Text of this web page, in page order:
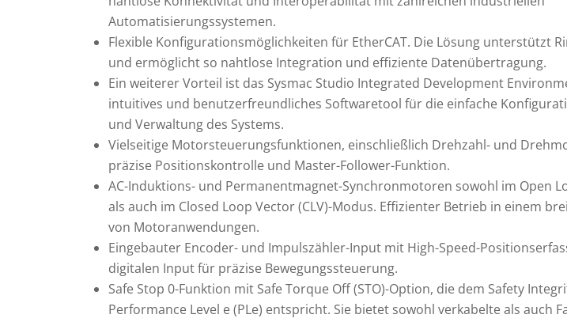
Automatisierungssystemen.
Flexible Konfigurationsmöglichkeiten für EtherCAT. Die Lösung unterstützt
und ermöglicht so nahtlose Integration und effiziente Datenübertragung.
Ein weiterer Vorteil ist das Sysmac Studio Integrated Development
intuitives und benutzerfreundliches Softwaretool für die einfache
und Verwaltung des Systems.
Vielseitige Motorsteuerungsfunktionen, einschließlich Drehzahl- und
präzise Positionskontrolle und Master-Follower-Funktion.
AC-Induktions- und Permanentmagnet-Synchronmotoren sowohl im Open
als auch im Closed Loop Vector (CLV)-Modus. Effizienter Betrieb in einem
von Motoranwendungen.
Eingebauter Encoder- und Impulszähler-Input mit High-Speed-
digitalen Input für präzise Bewegungssteuerung.
Safe Stop 0-Funktion mit Safe Torque Off (STO)-Option, die dem Safety
Performance Level e (PLe) entspricht. Sie bietet sowohl verkabelte als auch